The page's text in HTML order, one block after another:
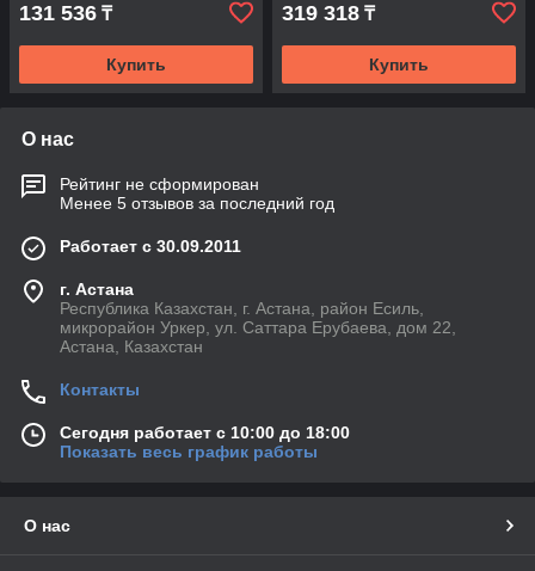
131 536 ₸
Купить
319 318 ₸
Купить
О нас
Рейтинг не сформирован
Менее 5 отзывов за последний год
Работает с 30.09.2011
г. Астана
Республика Казахстан, г. Астана, район Есиль,
микрорайон Уркер, ул. Саттара Ерубаева, дом 22,
Астана, Казахстан
Контакты
Сегодня работает с 10:00 до 18:00
Показать весь график работы
О нас